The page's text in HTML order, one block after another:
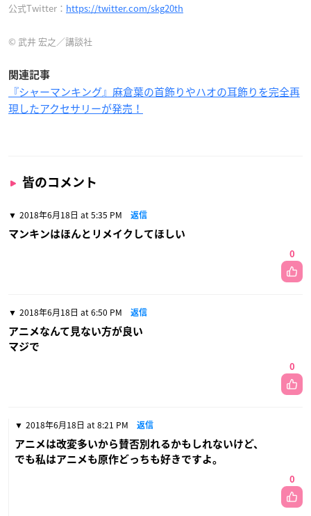
公式Twitter： https://twitter.com/skg20th
© 武井 宏之／講談社
関連記事
『シャーマンキング』麻倉葉の首飾りやハオの耳飾りを完全再
現したアクセサリーが発売！
皆のコメント
2018年6月18日 at 5:35 PM 返信
マンキンはほんとリメイクしてほしい
0
2018年6月18日 at 6:50 PM 返信
アニメなんて見ない方が良い
マジで
0
2018年6月18日 at 8:21 PM 返信
アニメは改変多いから賛否別れるかもしれないけど、
でも私はアニメも原作どっちも好きですよ。
0